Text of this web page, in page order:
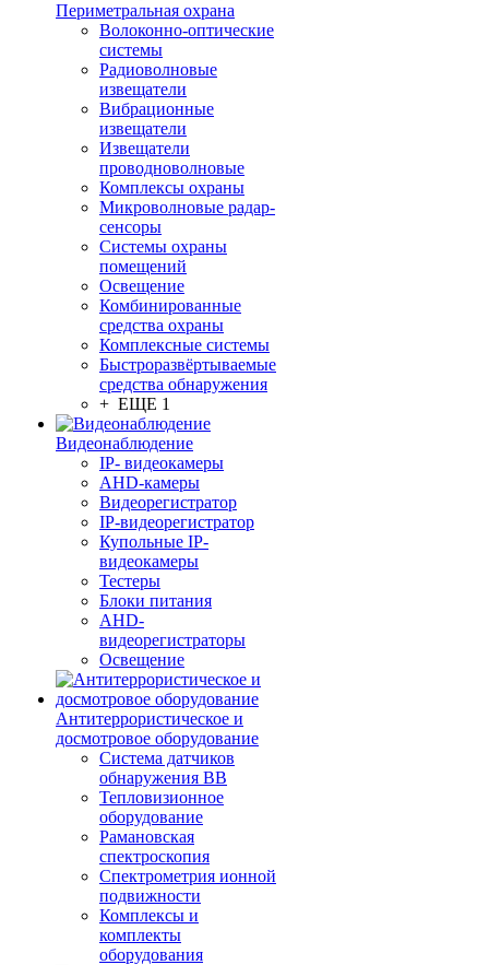
Периметральная охрана
Волоконно-оптические
системы
Радиоволновые
извещатели
Вибрационные
извещатели
Извещатели
проводноволновые
Комплексы охраны
Микроволновые радар-
сенсоры
Системы охраны
помещений
Освещение
Комбинированные
средства охраны
Комплексные системы
Быстроразвёртываемые
средства обнаружения
+ ЕЩЕ 1
Видеонаблюдение
IP- видеокамеры
AHD-камеры
Видеорегистратор
IP-видеорегистратор
Купольные IP-
видеокамеры
Тестеры
Блоки питания
AHD-
видеорегистраторы
Освещение
Антитеррористическое и
досмотровое оборудование
Cистема датчиков
обнаружения ВВ
Тепловизионное
оборудование
Рамановская
спектроскопия
Спектрометрия ионной
подвижности
Комплексы и
комплекты
оборудования